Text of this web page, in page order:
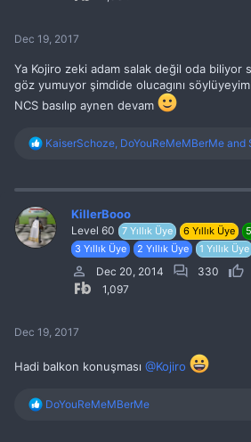
Dec 19, 2017
Ya Kojiro zeki adam salak değil oda biliyor
göz yumuyor şimdide olucagını
NCS basılıp aynen devam
R
i
o
n
KaiserSchoze DoYouReMeMBerMe and
KillerBooo
Level 60 7 Yıllık Üye 6 Yıllık Üye
3 Yıllık Üye
2 Yıllık Üye 1 Yıllık Üye
Dec 20, 2014 330
1,097
Dec 19, 2017
Hadi balkon konuşması @Kojiro
R
DoYouReMeMBerMe